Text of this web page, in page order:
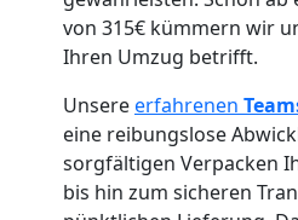
von 315€ kümmern wir
Ihren Umzug betrifft.
Unsereerfahrenen
eine reibungslose
sorgfältigen Verpacken
bis hin zum sicheren
Wolfsberg
Fernumzug
Wolfsberg